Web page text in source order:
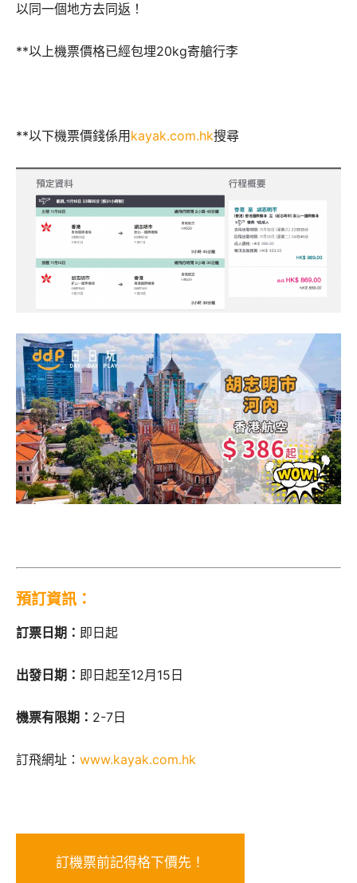
以同一個地方去同返！
**以上機票價格已經包埋20kg寄艙行李
**以下機票價錢係用 kayak.com.hk搜尋
預訂資訊：
訂票日期： 即日起
出發日期： 即日起至12月15日
機票有限期： 2-7日
訂飛網址： www.kayak.com.hk
訂機票前記得格下價先！